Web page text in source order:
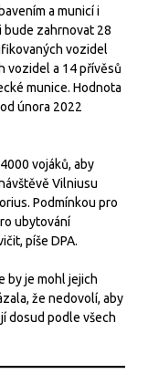
a municí i
bude zahrnovat 28
vozidel
vozidel a 14 přívěsů
munice. Hodnota
února 2022
vojáků, aby
Vilniusu
Podmínkou pro
ubytování
píše DPA.
by je mohl jejich
že nedovolí, aby
dosud podle všech